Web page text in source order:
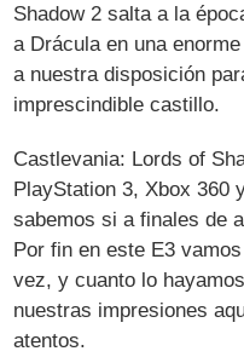
Shadow 2 salta a la
a Drácula en una
a nuestra disposición
imprescindible castillo.
Castlevania: Lords of
PlayStation 3, Xbox 360
sabemos si a finales de
Por fin en este E3
vez, y cuanto lo
nuestras impresiones
atentos.